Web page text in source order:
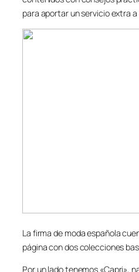
para aportar un servicio extra a
La firma de moda española
página con dos colecciones
Por un lado tenemos «Capri»,